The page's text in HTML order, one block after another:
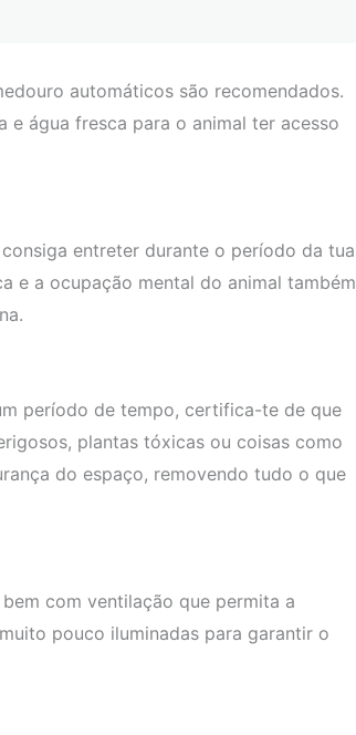
automáticos são recomendados.
e água fresca para o animal ter acesso
entreter durante o período da tua
e a ocupação mental do animal também
período de tempo, certifica-te de que
plantas tóxicas ou coisas como
do espaço, removendo tudo o que
com ventilação que permita a
pouco iluminadas para garantir o